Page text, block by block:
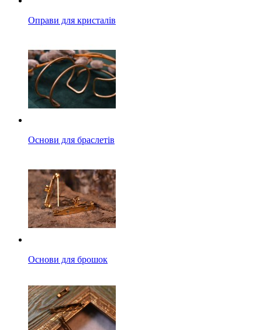
Оправи для кристалів
Основи для браслетів
Основи для брошок